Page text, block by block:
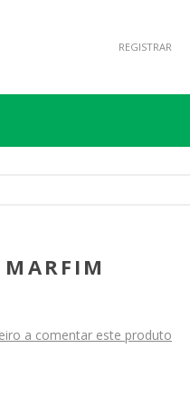
REGISTRAR
a comentar este produto